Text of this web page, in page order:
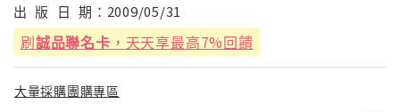
出 版 日 期： 2009/05/31
刷誠品聯名卡 ，天天享最高7%回饋
大量採購團購專區